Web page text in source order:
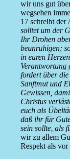
wir uns gut
wegsehen
17 schreibt der
solltet um der
Ihr Drohen
beunruhigen;
in euren
Verantwortung
fordert über
Sanftmut und
Gewissen,
Christus
euch als
daß ihr für
sein sollte, als
wir zu allem
Respekt als